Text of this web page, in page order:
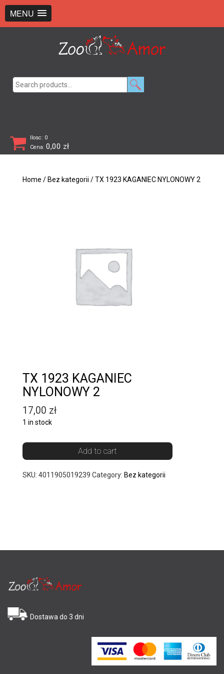
MENU
Ilosc: 0
Cena: 0,00 zł
Home / Bez kategorii / TX 1923 KAGANIEC NYLONOWY 2
TX 1923 KAGANIEC
NYLONOWY 2
17,00 zł
1 in stock
Add to cart
SKU: 4011905019239 Category: Bez kategorii
Dostawa do 3 dni